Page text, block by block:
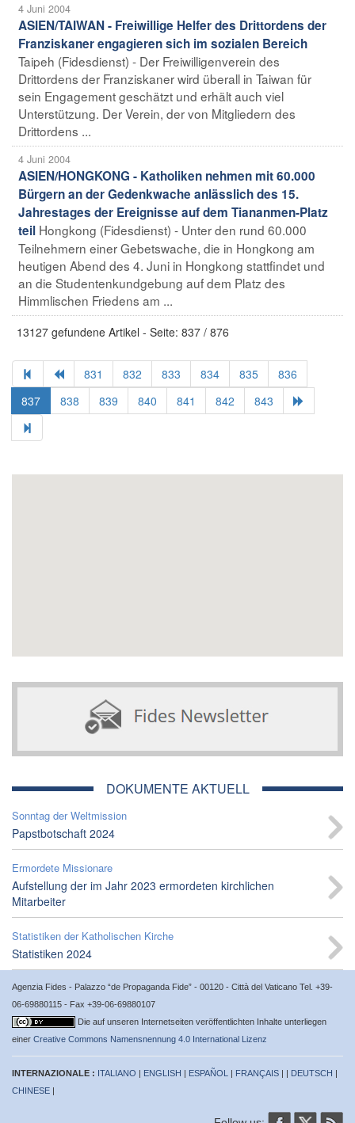
4 Juni 2004
ASIEN/TAIWAN - Freiwillige Helfer des Drittordens der
Franziskaner engagieren sich im sozialen Bereich
Taipeh (Fidesdienst) - Der Freiwilligenverein des
Drittordens der Franziskaner wird überall in Taiwan für
sein Engagement geschätzt und erhält auch viel
Unterstützung. Der Verein, der von Mitgliedern des
Drittordens ...
4 Juni 2004
ASIEN/HONGKONG - Katholiken nehmen mit 60.000
Bürgern an der Gedenkwache anlässlich des 15.
Jahrestages der Ereignisse auf dem Tiananmen-Platz
teil Hongkong (Fidesdienst) - Unter den rund 60.000
Teilnehmern einer Gebetswache, die in Hongkong am
heutigen Abend des 4. Juni in Hongkong stattfindet und
an die Studentenkundgebung auf dem Platz des
Himmlischen Friedens am ...
13127 gefundene Artikel - Seite: 837 / 876
831 832 833 834 835
836
837
838 839 840 841 842 843
DOKUMENTE AKTUELL
Sonntag der Weltmission
Papstbotschaft 2024
Ermordete Missionare
Aufstellung der im Jahr 2023 ermordeten kirchlichen
Mitarbeiter
Statistiken der Katholischen Kirche
Statistiken 2024
Agenzia Fides - Palazzo “de Propaganda Fide” - 00120 - Città del Vaticano Tel. +39-
06-69880115 - Fax +39-06-69880107
Die auf unseren Internetseiten veröffentlichten Inhalte unterliegen
einer Creative Commons Namensnennung 4.0 International Lizenz
INTERNAZIONALE : ITALIANO | ENGLISH | ESPAÑOL | FRANÇAIS | | DEUTSCH |
CHINESE |